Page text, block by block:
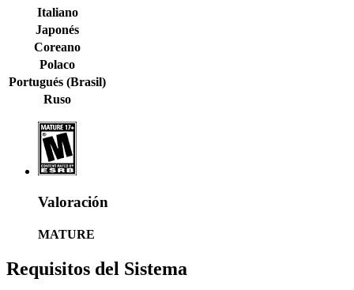
Italiano
Japonés
Coreano
Polaco
Portugués (Brasil)
Ruso
Valoración
MATURE
Requisitos del Sistema